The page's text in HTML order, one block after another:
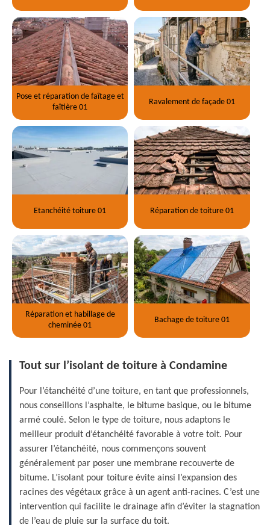
Pose et réparation de faîtage et
faîtière 01
Ravalement de façade 01
Etanchéité toiture 01 Réparation de toiture 01
Réparation et habillage de
cheminée 01
Bachage de toiture 01
Tout sur l’isolant de toiture à Condamine
Pour l’étanchéité d’une toiture, en tant que professionnels,
nous conseillons l’asphalte, le bitume basique, ou le bitume
armé coulé. Selon le type de toiture, nous adaptons le
meilleur produit d’étanchéité favorable à votre toit. Pour
assurer l’étanchéité, nous commençons souvent
généralement par poser une membrane recouverte de
bitume. L’isolant pour toiture évite ainsi l’expansion des
racines des végétaux grâce à un agent anti-racines. C’est une
intervention qui facilite le drainage afin d’éviter la stagnation
de l’eau de pluie sur la surface du toit.